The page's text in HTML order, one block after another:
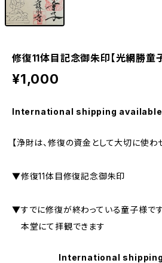
修復11体目記念御朱印【光網勝童子
¥1,000
International shipping available
【浄財は、修復の資金として大切に使わ
▼修復11体目修復記念御朱印
▼すでに修復が終わっている童子様で
本堂にて拝観できます
International